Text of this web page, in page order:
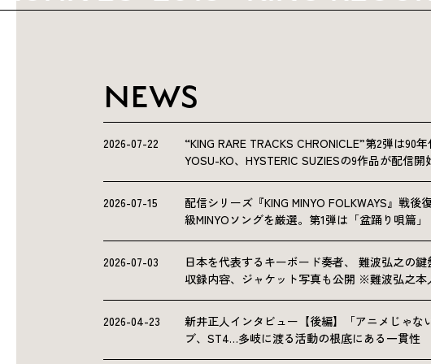
NEWS
2026-07-22
“KING RARE TRACKS CHRONICLE”第2弾は90
YOSU-KO、HYSTERIC SUZIESの9作品が配信開
2026-07-15
配信シリーズ『KING MINYO FOLKWAYS』戦
級MINYOソングを厳選。第1弾は「盆踊り唄篇」
2026-07-03
日本を代表するキーボード奏者、 難波弘之の
収録内容、ジャケット写真も公開 ※難波弘之本
2026-04-23
新井正人インタビュー【後編】「アニメじゃな
ブ、ST4…多岐に渡る活動の根底にある一貫性